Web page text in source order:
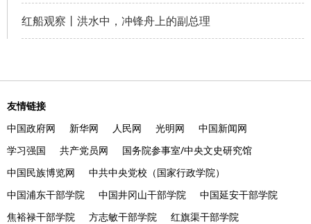
红船观察丨洪水中，冲锋舟上的副总理
友情链接
中国政府网
新华网 人民网 光明网
中国新闻网
学习强国
共产党员网
国务院参事室/中央文史研究馆
中国民族博览网
中共中央党校（国家行政学院）
中国浦东干部学院
中国井冈山干部学院
中国延安干部学院
焦裕禄干部学院
方志敏干部学院 红旗渠干部学院